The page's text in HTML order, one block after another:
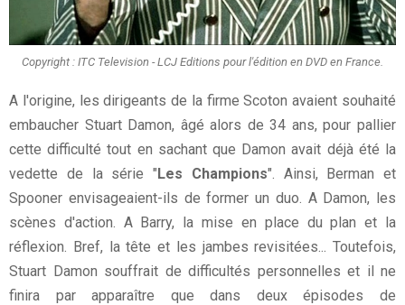
Copyright : ITC Television - LCJ Editions pour l'édition en DVD en France.
A l'origine, les dirigeants de la firme Scoton avaient souhaité
embaucher Stuart Damon, âgé alors de 34 ans, pour pallier
cette difficulté tout en sachant que Damon avait déjà été la
vedette de la série "Les Champions". Ainsi, Berman et
Spooner envisageaient-ils de former un duo. A Damon, les
scènes d'action. A Barry, la mise en place du plan et la
réflexion. Bref, la tête et les jambes revisitées... Toutefois,
Stuart Damon souffrait de difficultés personnelles et il ne
finira par apparaître que dans deux épisodes de